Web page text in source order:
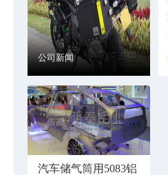
公司新闻
汽车储气筒用5083铝